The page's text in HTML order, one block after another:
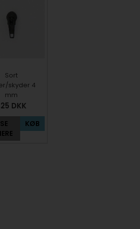
Sort
skyder 4
mm
DKK
SE
KØB